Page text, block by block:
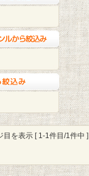
目を表示 [ 1-1件目/1件中 ]